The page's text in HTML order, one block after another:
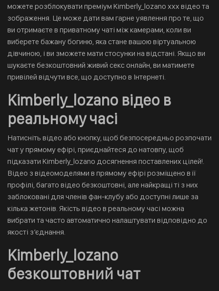
можете розблокувати преміум Kimberly_lozano xxx відео та
зображення. Це може дати вам гарне уявлення про те, що
ви отримаєте в приватному чаті між камерами, коли ви
виберете бажану богиню, яка стане вашою віртуальною
дівчиною, і ви зможете мати стосунки на відстані. Якщо ви
шукаєте безкоштовний живий секс онлайн, ви матимете
привілей відчути все, що доступно в Інтернеті.
Kimberly_lozano відео в
реальному часі
Натисніть відео або кнопку, щоб безпосередньо розпочати
чат у прямому ефірі, приєднайтеся до натовпу, щоб
підказати Kimberly_lozano досягнення поставлених цілей!.
Відео з відеомоделями в прямому ефірі розміщено в її
профілі, багато відео безкоштовні, але найкращі ті з них
заблоковані для членів фан-клубу або доступні лише за
кілька жетонів. Якість відео в реальному часі можна
вибрати та часто автоматично налаштувати відповідно до
якості з’єднання.
Kimberly_lozano
безкоштовний чат